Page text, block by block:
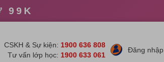
99K
CSKH & Sự kiện: 1900 636 808
Tư vấn lớp học: 1900 633 061
Đăng nhập